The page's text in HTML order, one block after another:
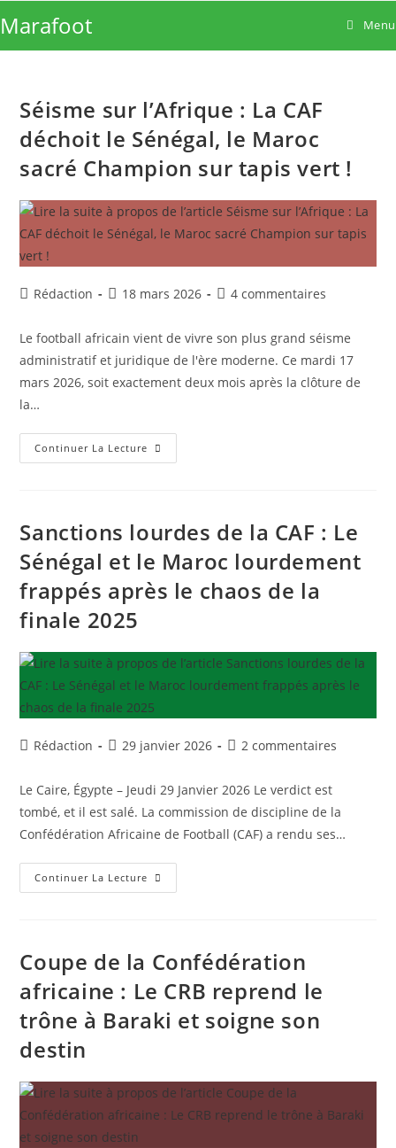
to
content
Marafoot Menu
Séisme sur l’Afrique : La CAF
déchoit le Sénégal, le Maroc
sacré Champion sur tapis vert !
Auteur/autrice
la
publication :
Rédaction
Publication
18 mars 2026
Commentaires
publication :
4 commentaires
Le football africain vient de vivre son plus grand séisme
administratif et juridique de l'ère moderne. Ce mardi 17
mars 2026, soit exactement deux mois après la clôture de
la…
Continuer La Lecture Séisme
Sur
Déchoit
Le
Le
Maroc
Sacré
Champion
Sanctions lourdes de la CAF : Le
Sénégal et le Maroc lourdement
frappés après le chaos de la
finale 2025
Auteur/autrice
la
publication :
Rédaction
Publication
29 janvier 2026
Commentaires
la
publication :
2 commentaires
Le Caire, Égypte – Jeudi 29 Janvier 2026 Le verdict est
tombé, et il est salé. La commission de discipline de la
Confédération Africaine de Football (CAF) a rendu ses…
Continuer La Lecture Sanctions
Lourdes
Le
Sénégal
Le
Maroc
Lourdement
Frappés
La
Finale
2025
Coupe de la Confédération
africaine : Le CRB reprend le
trône à Baraki et soigne son
destin